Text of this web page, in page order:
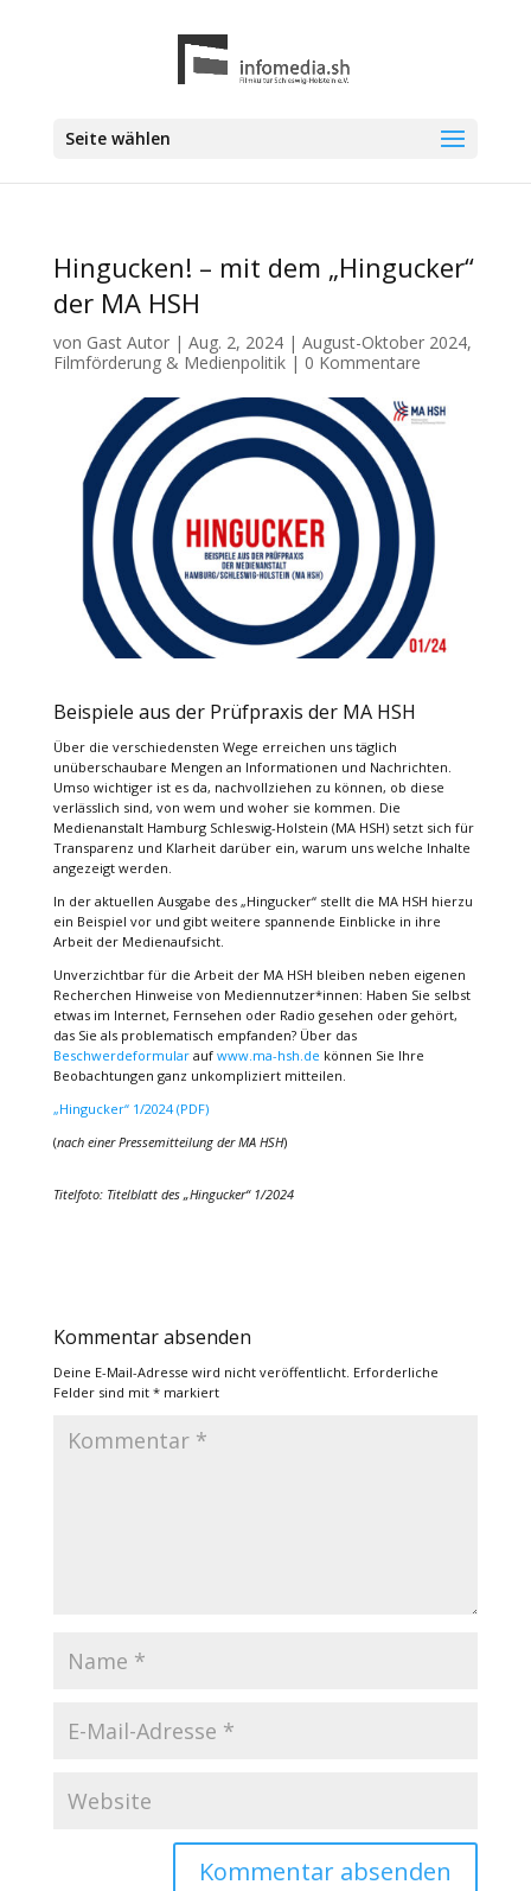
Seite wählen
Hingucken! – mit dem „Hingucker“
der MA HSH
von Gast Autor| Aug. 2, 2024| August-Oktober 2024,
Filmförderung & Medienpolitik| 0 Kommentare
Beispiele aus der Prüfpraxis der MA HSH
Über die verschiedensten Wege erreichen uns täglich
unüberschaubare Mengen an Informationen und Nachrichten.
Umso wichtiger ist es da, nachvollziehen zu können, ob diese
verlässlich sind, von wem und woher sie kommen. Die
Medienanstalt Hamburg Schleswig-Holstein (MA HSH) setzt sich für
Transparenz und Klarheit darüber ein, warum uns welche Inhalte
angezeigt werden.
In der aktuellen Ausgabe des „Hingucker“ stellt die MA HSH hierzu
ein Beispiel vor und gibt weitere spannende Einblicke in ihre
Arbeit der Medienaufsicht.
Unverzichtbar für die Arbeit der MA HSH bleiben neben eigenen
Recherchen Hinweise von Mediennutzer*innen: Haben Sie selbst
etwas im Internet, Fernsehen oder Radio gesehen oder gehört,
das Sie als problematisch empfanden? Über das
Beschwerdeformularauf www.ma-hsh.de können Sie Ihre
Beobachtungen ganz unkompliziert mitteilen.
„Hingucker“ 1/2024 (PDF)
(nach einer Pressemitteilung der MA HSH)
Titelfoto: Titelblatt des „Hingucker“ 1/2024
Kommentar absenden
Deine E-Mail-Adresse wird nicht veröffentlicht. Erforderliche
Felder sind mit *markiert